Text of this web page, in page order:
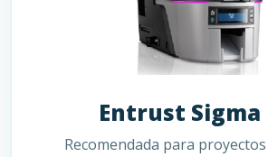
Entrust Sigma
Recomendada para